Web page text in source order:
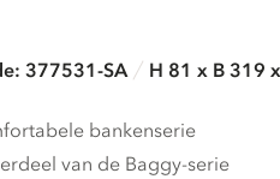
377531-SA H 81 x B 319
bankenserie
van de Baggy-serie